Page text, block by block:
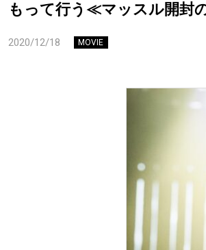
もって行う≪マッスル開封
2020/12/18 MOVIE